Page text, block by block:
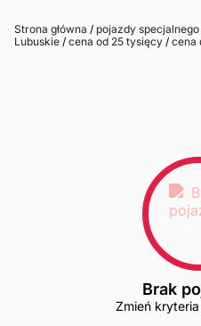
Strona główna / pojazdy
Lubuskie / cena od 25 tysięcy / cena
Brak
Zmień